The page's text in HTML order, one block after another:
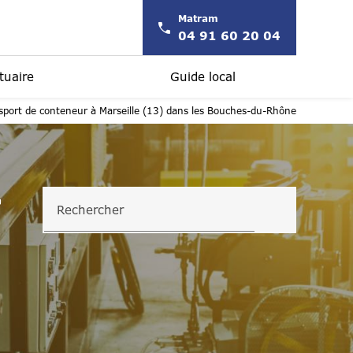
Matram
04 91 60 20 04
Guide local
de conteneur à Marseille (13) dans les Bouches-du-Rhône
Rechercher